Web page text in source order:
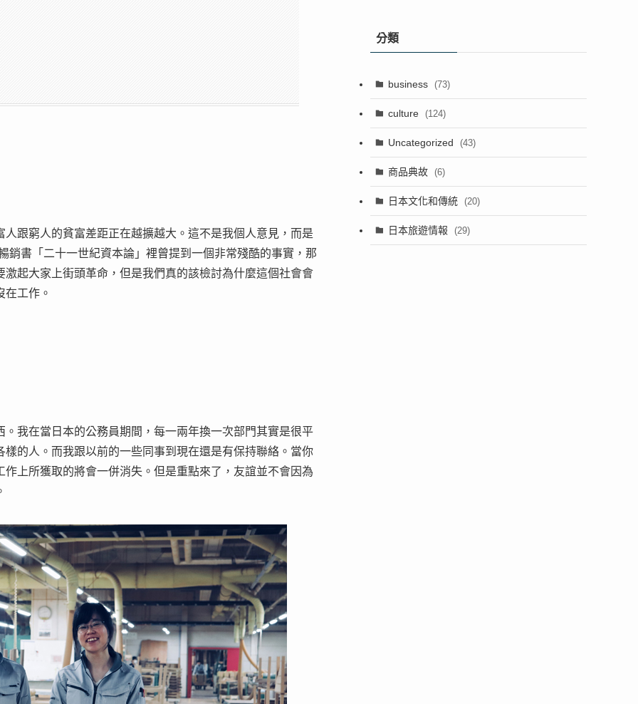
跟窮人的貧富差距正在越擴越大。這不是我個人意見，而是
銷書「二十一世紀資本論」裡曾提到一個非常殘酷的事實，那
起大家上街頭革命，但是我們真的該檢討為什麼這個社會會
工作。
我在當日本的公務員期間，每一兩年換一次部門其實是很平
的人。而我跟以前的一些同事到現在還是有保持聯絡。當你
上所獲取的將會一併消失。但是重點來了，友誼並不會因為
分類
business (73)
culture (124)
Uncategorized (43)
商品典故 (6)
日本文化和傳統 (20)
日本旅遊情報 (29)